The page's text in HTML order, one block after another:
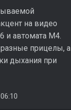
на видео
и автомата M4.
прицелы, а
дыхания при